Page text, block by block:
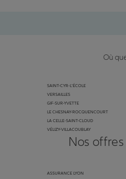
Où
SAINT-CYR-L'ÉCOLE
VERSAILLES
GIF-SUR-YVETTE
LE CHESNAY-ROCQUENCOURT
LA CELLE-SAINT-CLOUD
VÉLIZY-VILLACOUBLAY
Nos
ASSURANCE LYON